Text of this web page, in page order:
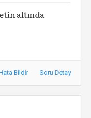
altında
Bildir Soru Detay